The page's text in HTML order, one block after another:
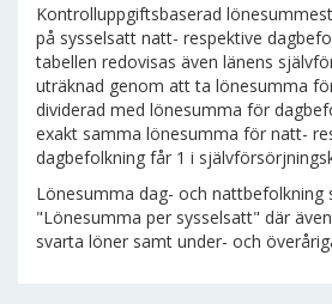
Kontrolluppgiftsbaserad
på sysselsatt natt- respektive
tabellen redovisas även länens
uträknad genom att ta lönesumma
dividerad med lönesumma för
exakt samma lönesumma för natt-
dagbefolkning får 1 i
Lönesumma dag- och nattbefolkning
"Lönesumma per sysselsatt" där
svarta löner samt under- och